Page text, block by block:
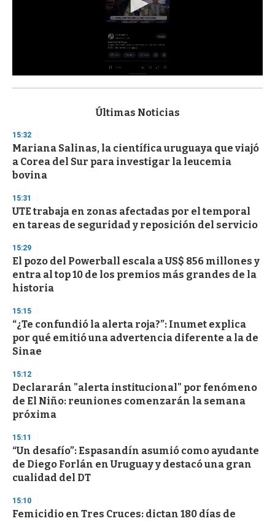
s
d
s
o
f
3
s
e
c
o
d
s
Últimas Noticias
15:32
Mariana Salinas, la científica uruguaya que viajó
a Corea del Sur para investigar la leucemia
bovina
15:31
UTE trabaja en zonas afectadas por el temporal
en tareas de seguridad y reposición del servicio
15:29
El pozo del Powerball escala a US$ 856 millones y
entra al top 10 de los premios más grandes de la
historia
15:15
“¿Te confundió la alerta roja?”: Inumet explica
por qué emitió una advertencia diferente a la de
Sinae
15:12
Declararán "alerta institucional" por fenómeno
de El Niño: reuniones comenzarán la semana
próxima
15:11
“Un desafío”: Espasandín asumió como ayudante
de Diego Forlán en Uruguay y destacó una gran
cualidad del DT
15:10
Femicidio en Tres Cruces: dictan 180 días de